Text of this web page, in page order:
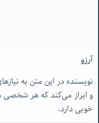
نویسنده از احساس آزادی
بیان می‌کند.
آرزو
نویسنده در این متن به
و ابراز می‌کند که هر شخصی
خوبی دارد.